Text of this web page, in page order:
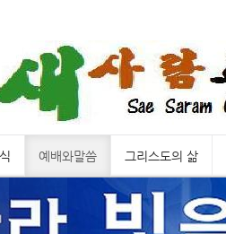
예배와말씀 그리스도의 삶